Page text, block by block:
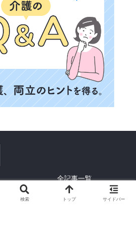
全記事一覧
プライバシーポリシー
検索 トップ サイドバー